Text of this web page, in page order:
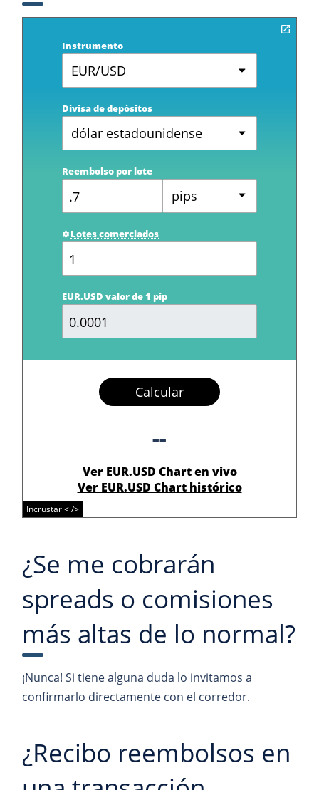
Instrumento
EUR/USD
Divisa de depósitos
dólar estadounidense
Reembolso por lote
pips
Lotes comerciados
EUR.USD valor de 1 pip
Calcular
--
Ver EUR.USD Chart en vivo
Ver EUR.USD Chart histórico
Incrustar < />
¿Se me cobrarán
spreads o comisiones
más altas de lo normal?
¡Nunca! Si tiene alguna duda lo invitamos a
confirmarlo directamente con el corredor.
¿Recibo reembolsos en